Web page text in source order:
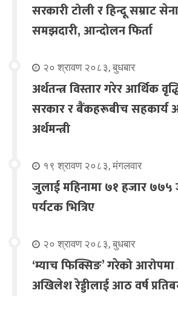
सरकारी टोली र हिन्दू सम्राट
समझदारी, आन्दोलन फिर्ता
२० श्रावण २०८३, बुधबार
अर्थतन्त्र विस्तार गरेर आर्थिक
सरकार र बैंकहरूबीच सहकार्य
अर्थमन्त्री
१९ श्रावण २०८३, मंगलवार
जुलाई महिनामा ७१ हजार ७७५
पर्यटक भित्रिए
२० श्रावण २०८३, बुधबार
‘म्याच फिक्सिङ’ गरेको
अखिलेश रेड्डीलाई आठ वर्ष